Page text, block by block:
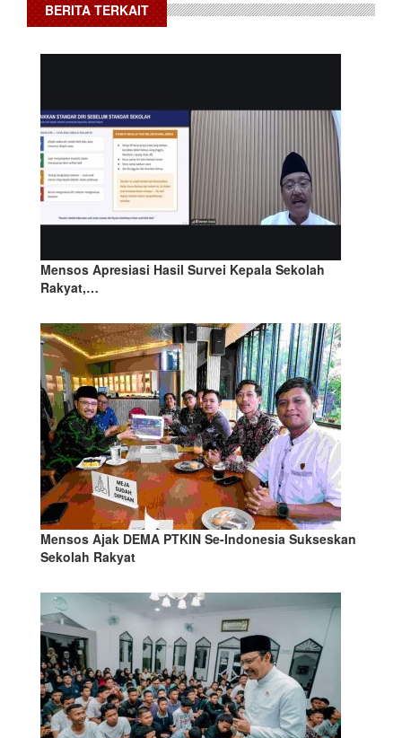
BERITA TERKAIT
Mensos Apresiasi Hasil Survei Kepala Sekolah
Rakyat,…
Mensos Ajak DEMA PTKIN Se-Indonesia Sukseskan
Sekolah Rakyat